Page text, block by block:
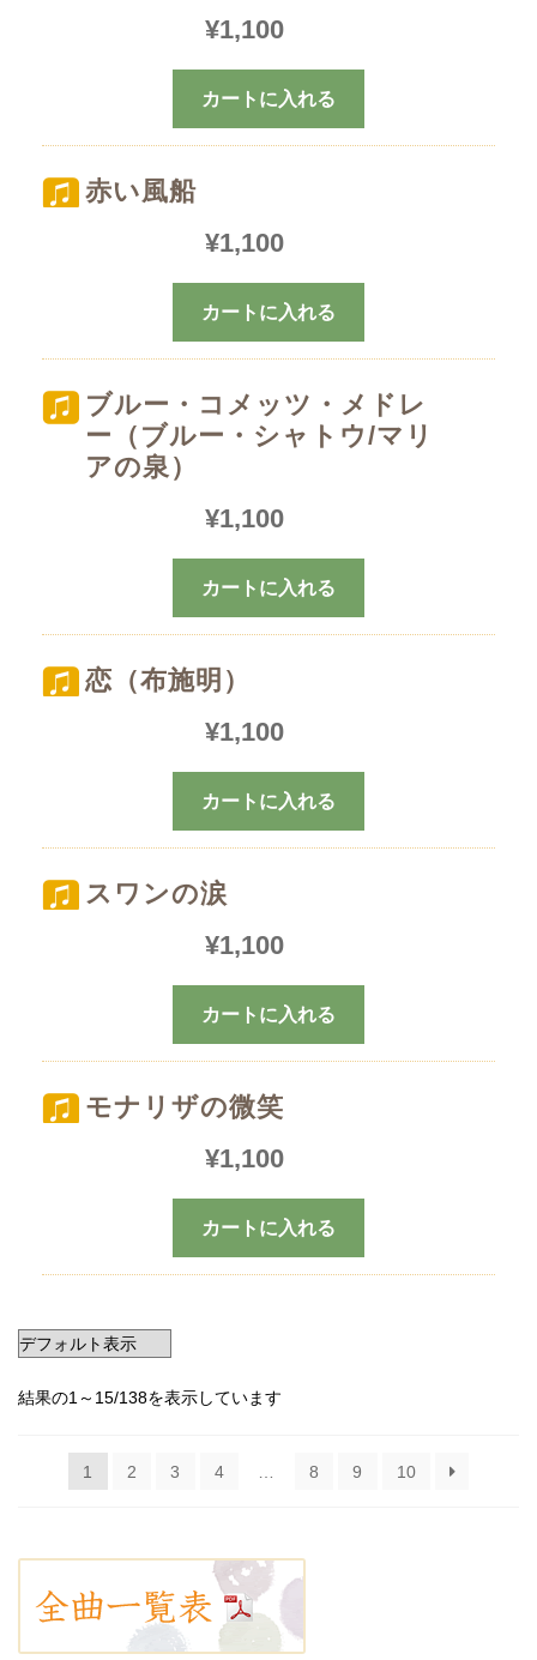
¥1,100
カートに入れる
赤い風船
¥1,100
カートに入れる
ブルー・コメッツ・メドレ
ー（ブルー・シャトウ/マリ
アの泉）
¥1,100
カートに入れる
恋（布施明）
¥1,100
カートに入れる
スワンの涙
¥1,100
カートに入れる
モナリザの微笑
¥1,100
カートに入れる
結果の1～15/138を表示しています
1 2 3 4 8 9 10